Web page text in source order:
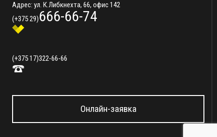
Адрес: ул. К.Либкнехта, 66, офис 142
(+375 29)666-66-74
(+375 17)322-66-66
Онлайн-заявка